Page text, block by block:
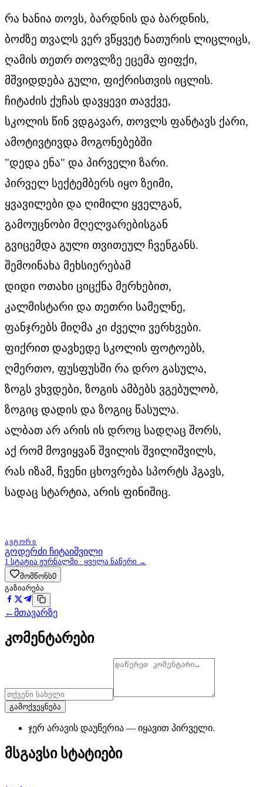
რა ხანია თოვს, ბარდნის და ბარდნის,
ბოძზე თვალს ვერ ვწყვეტ ნათურის ლიცლიცს,
ღამის თეთრ თოვლზე ეცემა ფიფქი,
მშვიდდება გული, ფიქრისთვის იცლის.
ჩიტაძის ქუჩას დავყევი თავქვე,
სკოლის წინ ვდგავარ, თოვლს ფანტავს ქარი,
ამოტივტივდა მოგონებებში
"დედა ენა" და პირველი ზარი.
პირველ სექტემბერს იყო ზეიმი,
ყვავილები და ღიმილი ყველგან,
გამოუცნობი მღელვარებისგან
გვიცემდა გული თვითეულ ჩვენგანს.
შემოინახა მეხსიერებამ
დიდი ოთახი ციცქნა მერხებით,
კალმისტარი და თეთრი სამელნე,
ფანჯრებს მიღმა კი ძველი ვერხვები.
ფიქრით დავხედე სკოლის ფოტოებს,
ღმერთო, ფუსფუსში რა დრო გასულა,
ზოგს ვხვდები, ზოგის ამბებს ვგებულობ,
ზოგიც დადის და ზოგიც წასულა.
ალბათ არ არის ის დროც სადღაც შორს,
აქ რომ მოვიყვან შვილის შვილიშვილს,
რას იზამ, ჩვენი ცხოვრება სპორტს ჰგავს,
სადაც სტარტია, არის ფინიშიც.
ᲐᲕᲢᲝᲠᲘ
გოდერძი ჩიტაიშვილი
1 სტატია ჟურნალში · ყველა ნაწერი →
მომწონს0
გაზიარება
←მთავარზე
კომენტარები
გამოქვეყნება
ჯერ არავის დაუწერია — იყავით პირველი.
მსგავსი სტატიები